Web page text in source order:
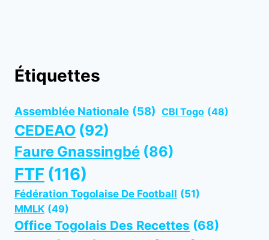
Étiquettes
Assemblée Nationale (58) CBI Togo (48)
CEDEAO (92)
Faure Gnassingbé (86)
FTF (116)
Fédération Togolaise De Football (51)
MMLK (49)
Office Togolais Des Recettes (68)